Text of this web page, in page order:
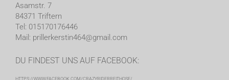
Asamstr. 7
84371 Triftern
Tel: 015170176446
Mail: prillerkerstin464@gmail.com
DU FINDEST UNS AUF FACEBOOK:
HTTPS://WWW.FACEBOOK.COM/CRAZYRIDERREITHOSE/